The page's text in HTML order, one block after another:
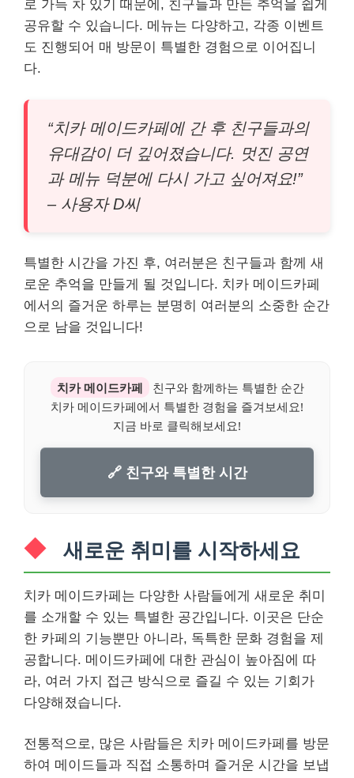
로 가득 차 있기 때문에, 친구들과 만든 추억을 쉽게
공유할 수 있습니다. 메뉴는 다양하고, 각종 이벤트
도 진행되어 매 방문이 특별한 경험으로 이어집니
다.
“치카 메이드카페에 간 후 친구들과의
유대감이 더 깊어졌습니다. 멋진 공연
과 메뉴 덕분에 다시 가고 싶어져요!”
– 사용자 D씨
특별한 시간을 가진 후, 여러분은 친구들과 함께 새
로운 추억을 만들게 될 것입니다. 치카 메이드카페
에서의 즐거운 하루는 분명히 여러분의 소중한 순간
으로 남을 것입니다!
치카 메이드카페
친구와 함께하는 특별한 순간
치카 메이드카페에서 특별한 경험을 즐겨보세요!
지금 바로 클릭해보세요!
🔗 친구와 특별한 시간
새로운 취미를 시작하세요
치카 메이드카페는 다양한 사람들에게 새로운 취미
를 소개할 수 있는 특별한 공간입니다. 이곳은 단순
한 카페의 기능뿐만 아니라, 독특한 문화 경험을 제
공합니다. 메이드카페에 대한 관심이 높아짐에 따
라, 여러 가지 접근 방식으로 즐길 수 있는 기회가
다양해졌습니다.
전통적으로, 많은 사람들은 치카 메이드카페를 방문
하여 메이드들과 직접 소통하며 즐거운 시간을 보냅